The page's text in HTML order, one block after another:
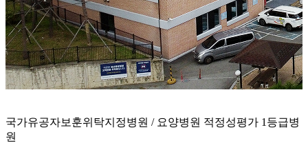
국가유공자보훈위탁지정병원 / 요양병원 적정성평가 1등급병
원